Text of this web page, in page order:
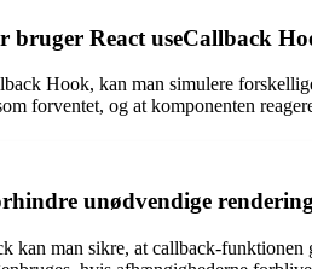
bruger React useCallback
Hook, kan man simulere
forventet, og at komponenten
unødvendige
kan man sikre, at callback-